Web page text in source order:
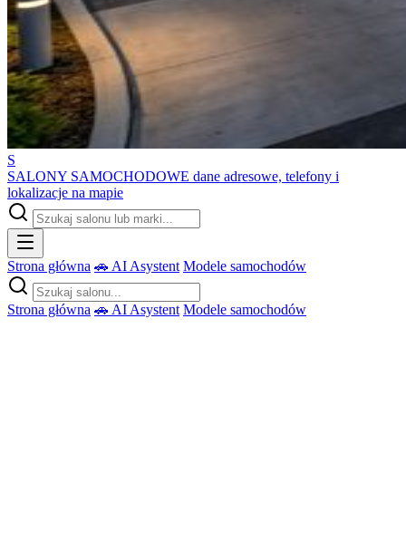
S
SALONY SAMOCHODOWE dane adresowe, telefony i
lokalizacje na mapie
Strona główna 🚗 AI Asystent Modele samochodów
Strona główna 🚗 AI Asystent Modele samochodów